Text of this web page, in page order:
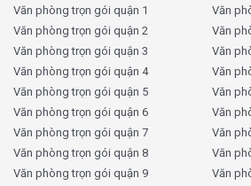
Văn phòng trọn gói quận 1
Văn phòng trọn gói quận 2
Văn phòng trọn gói quận 3
Văn phòng trọn gói quận 4
Văn phòng trọn gói quận 5
Văn phòng trọn gói quận 6
Văn phòng trọn gói quận 7
Văn phòng trọn gói quận 8
Văn phòng trọn gói quận 9
Văn
Văn
Văn
Văn
Văn
Văn
Văn
Văn
Văn